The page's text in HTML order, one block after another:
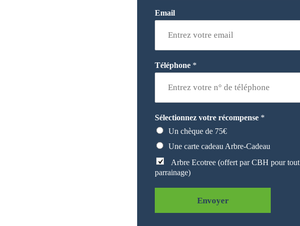
Email
Téléphone *
Sélectionnez votre récompense *
Un chèque de 75€
Une carte cadeau Arbre-Cadeau
Arbre Ecotree (offert par CBH pour tout
parrainage)
Envoyer